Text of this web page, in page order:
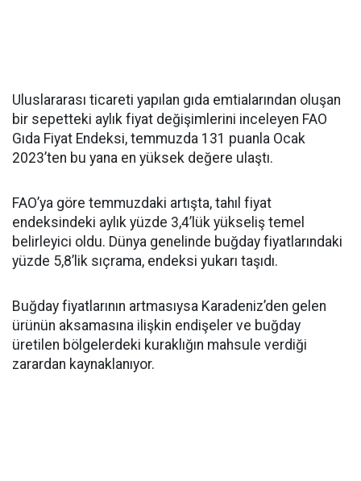
Uluslararası ticareti yapılan gıda emtialarından oluşan
bir sepetteki aylık fiyat değişimlerini inceleyen FAO
Gıda Fiyat Endeksi, temmuzda 131 puanla Ocak
2023’ten bu yana en yüksek değere ulaştı.
FAO’ya göre temmuzdaki artışta, tahıl fiyat
endeksindeki aylık yüzde 3,4’lük yükseliş temel
belirleyici oldu. Dünya genelinde buğday fiyatlarındaki
yüzde 5,8’lik sıçrama, endeksi yukarı taşıdı.
Buğday fiyatlarının artmasıysa Karadeniz’den gelen
ürünün aksamasına ilişkin endişeler ve buğday
üretilen bölgelerdeki kuraklığın mahsule verdiği
zarardan kaynaklanıyor.